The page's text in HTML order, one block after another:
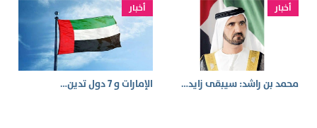
أخبار
محمد بن راشد: سيبقى زايد…
أخبار
الإمارات و 7 دول تدين…